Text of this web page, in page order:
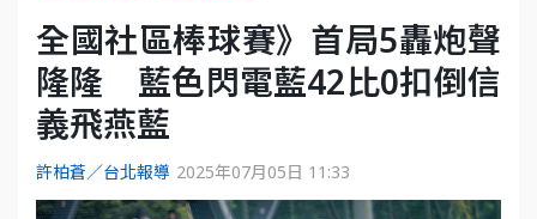
全國社區棒球賽》首局5轟炮聲
隆隆 藍色閃電藍42比0扣倒信
義飛燕藍
許柏蒼／台北報導 2025年07月05日 11:33